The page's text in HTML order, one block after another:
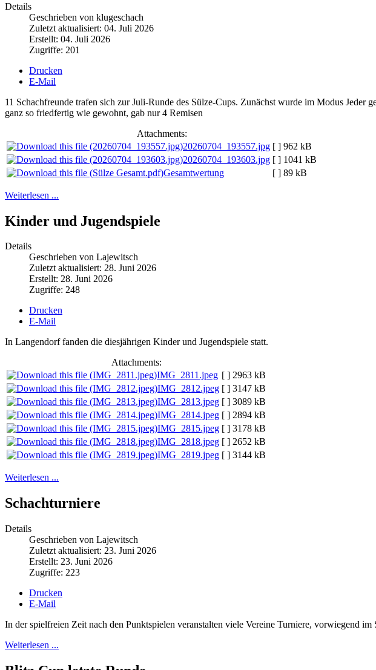
Details
Geschrieben von klugeschach
Zuletzt aktualisiert: 04. Juli 2026
Erstellt: 04. Juli 2026
Zugriffe: 201
Drucken
E-Mail
11 Schachfreunde trafen sich zur Juli-Runde des Sülze-Cups. Zunächst wurde im Modus Jeder
ganz so friedfertig wie gewohnt, gab nur 4 Remisen
Attachments:
20260704_193557.jpg [ ] 962 kB
20260704_193603.jpg [ ] 1041 kB
Gesamtwertung
[ ] 89 kB
Weiterlesen ...
Kinder und Jugendspiele
Details
Geschrieben von Lajewitsch
Zuletzt aktualisiert: 28. Juni 2026
Erstellt: 28. Juni 2026
Zugriffe: 248
Drucken
E-Mail
In Langendorf fanden die diesjährigen Kinder und Jugendspiele statt.
Attachments:
IMG_2811.jpeg [ ] 2963 kB
IMG_2812.jpeg [ ] 3147 kB
IMG_2813.jpeg [ ] 3089 kB
IMG_2814.jpeg [ ] 2894 kB
IMG_2815.jpeg [ ] 3178 kB
IMG_2818.jpeg [ ] 2652 kB
IMG_2819.jpeg [ ] 3144 kB
Weiterlesen ...
Schachturniere
Details
Geschrieben von Lajewitsch
Zuletzt aktualisiert: 23. Juni 2026
Erstellt: 23. Juni 2026
Zugriffe: 223
Drucken
E-Mail
In der spielfreien Zeit nach den Punktspielen veranstalten viele Vereine Turniere, vorwiegend im
Weiterlesen ...